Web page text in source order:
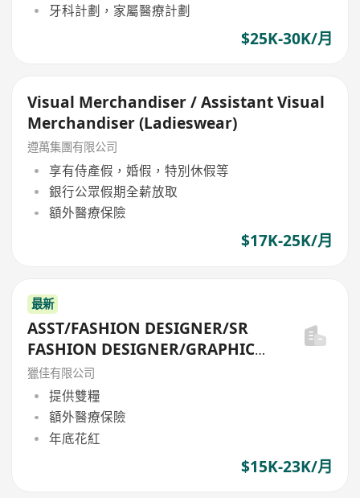
牙科計劃，家屬醫療計劃
$25K-30K/月
Visual Merchandiser / Assistant Visual
Merchandiser (Ladieswear)
遵萬集團有限公司
享有侍產假，婚假，特別休假等
銀行公眾假期全薪放取
額外醫療保險
$17K-25K/月
最新
ASST/FASHION DESIGNER/SR
FASHION DESIGNER/GRAPHIC
DESIGNER/PRODUCT
DESIGNER/MGR
獵佳有限公司
提供雙糧
額外醫療保險
年底花紅
$15K-23K/月